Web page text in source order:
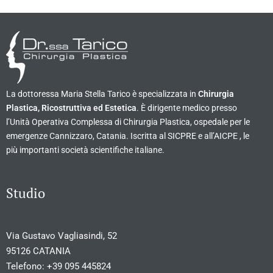
La dottoressa Maria Stella Tarico è specializzata in Chirurgia
Plastica, Ricostruttiva ed Estetica. È dirigente medico presso
l’Unità Operativa Complessa di Chirurgia Plastica, ospedale per le
emergenze Cannizzaro, Catania. Iscritta al SICPRE e all’AICPE , le
più importanti società scientifiche italiane.
Studio
Via Gustavo Vagliasindi, 52
95126 CATANIA
Telefono: +39 095 445824